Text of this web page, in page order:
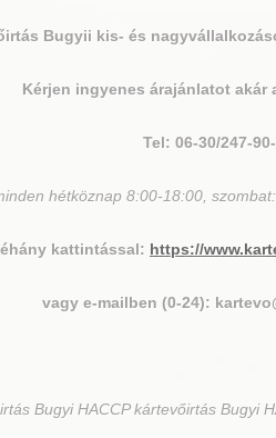
Bugyii kis- és
Kérjen ingyenes árajánlatot akár
Tel: 06-30/247-
hétköznap 8:00-18:00,
kattintással: https://
vagy e-mailben (0-24):
Bugyi HACCP kártevőirtás Bugyi